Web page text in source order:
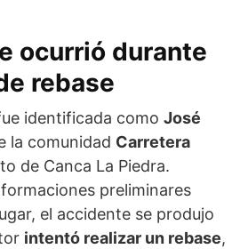
ocurrió durante
rebase
identificada como José
la comunidad Carretera
de Canca La Piedra.
preliminares
el accidente se produjo
intentó realizar un rebase,